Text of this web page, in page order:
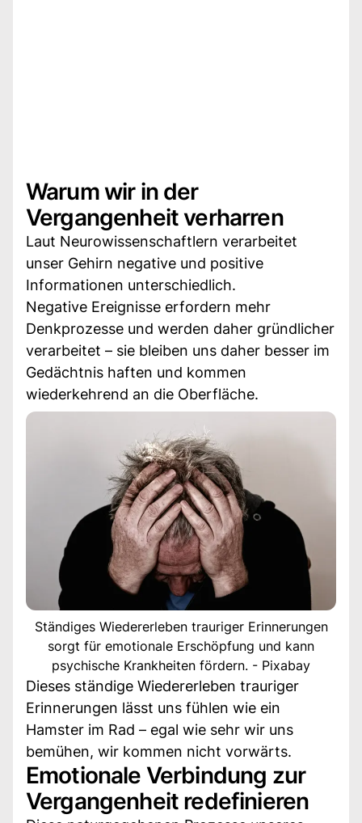
Warum wir in der
Vergangenheit verharren
Laut Neurowissenschaftlern verarbeitet
unser Gehirn negative und positive
Informationen unterschiedlich.
Negative Ereignisse erfordern mehr
Denkprozesse und werden daher gründlicher
verarbeitet – sie bleiben uns daher besser im
Gedächtnis haften und kommen
wiederkehrend an die Oberfläche.
Ständiges Wiedererleben trauriger Erinnerungen
sorgt für emotionale Erschöpfung und kann
psychische Krankheiten fördern. - Pixabay
Dieses ständige Wiedererleben trauriger
Erinnerungen lässt uns fühlen wie ein
Hamster im Rad – egal wie sehr wir uns
bemühen, wir kommen nicht vorwärts.
Emotionale Verbindung zur
Vergangenheit redefinieren